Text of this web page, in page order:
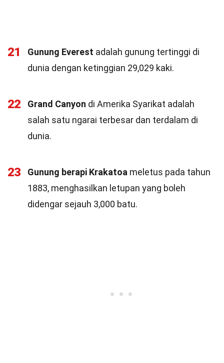
21 Gunung Everest adalah gunung tertinggi di
dunia dengan ketinggian 29,029 kaki.
22 Grand Canyon di Amerika Syarikat adalah
salah satu ngarai terbesar dan terdalam di
dunia.
23 Gunung berapi Krakatoa meletus pada tahun
1883, menghasilkan letupan yang boleh
didengar sejauh 3,000 batu.